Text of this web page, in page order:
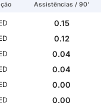
Assistências / 90'
0.15
0.12
0.04
0.04
0.00
0.00